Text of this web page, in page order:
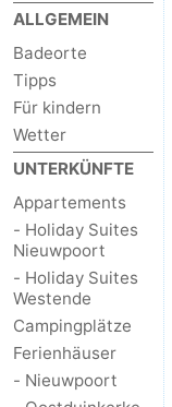
ALLGEMEIN
Badeorte
Tipps
Für kindern
Wetter
UNTERKÜNFTE
Appartements
- Holiday Suites
Nieuwpoort
- Holiday Suites
Westende
Campingplätze
Ferienhäuser
- Nieuwpoort